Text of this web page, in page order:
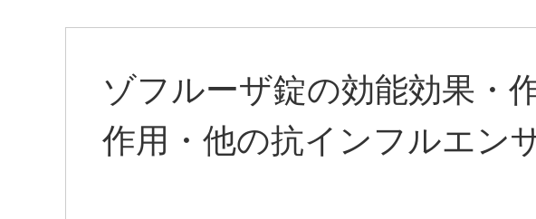
ゾフルーザ錠の効能効果・
作用・他の抗インフルエン